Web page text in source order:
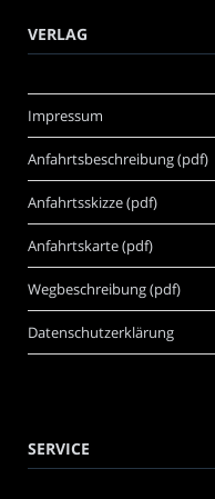
VERLAG
Impressum
Anfahrtsbeschreibung (pdf)
Anfahrtsskizze (pdf)
Anfahrtskarte (pdf)
Wegbeschreibung (pdf)
Datenschutzerklärung
SERVICE